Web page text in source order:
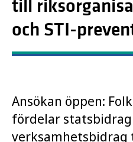
till
och STI-
Ansökan öppen:
fördelar
verksamhetsbidrag